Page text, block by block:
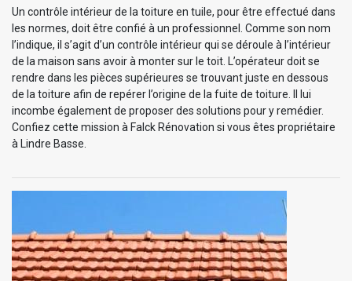
Un contrôle intérieur de la toiture en tuile, pour être effectué dans
les normes, doit être confié à un professionnel. Comme son nom
l’indique, il s’agit d’un contrôle intérieur qui se déroule à l’intérieur
de la maison sans avoir à monter sur le toit. L’opérateur doit se
rendre dans les pièces supérieures se trouvant juste en dessous
de la toiture afin de repérer l’origine de la fuite de toiture. Il lui
incombe également de proposer des solutions pour y remédier.
Confiez cette mission à Falck Rénovation si vous êtes propriétaire
à Lindre Basse.